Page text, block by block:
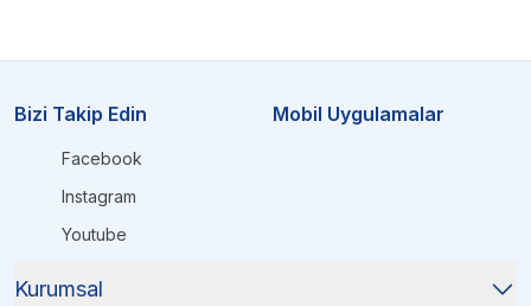
Bizi Takip Edin
Facebook
Instagram
Youtube
Mobil Uygulamalar
Kurumsal